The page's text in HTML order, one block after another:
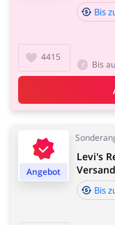
Elektronik
4415
Bis
Bis
Angebot
Levi's
Bis